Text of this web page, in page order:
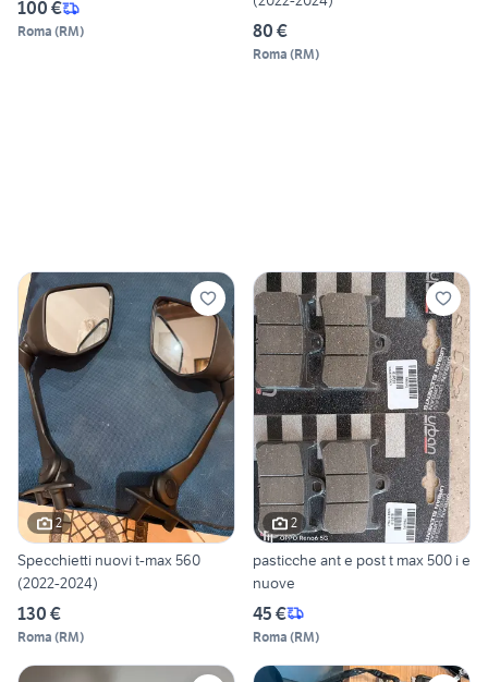
100 €
Roma (RM) 80 €
Roma (RM)
2
Specchietti nuovi t-max 560
(2022-2024)
130 €
Roma (RM)
2
pasticche ant e post t max 500 i e
nuove
45 €
Roma (RM)